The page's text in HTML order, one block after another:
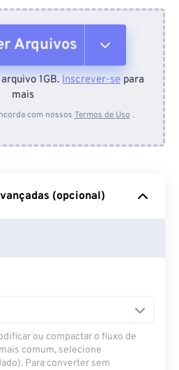
Arquivos
Drive
1GB. Inscrever-se para
mais
com nossos Termos de Uso .
(opcional)
ou compactar o fluxo de
comum, selecione
Para converter sem